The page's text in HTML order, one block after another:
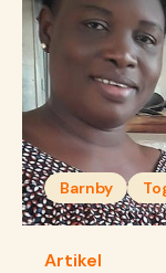
Barnby
Artikel